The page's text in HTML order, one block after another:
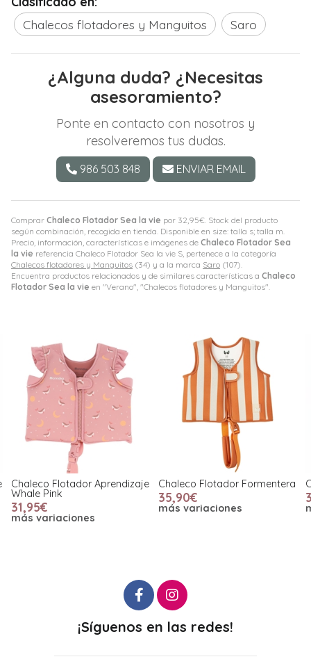
Comprar Chaleco Flotador Sea la vie por 32,95€. Stock del producto
según combinación, recogida en tienda. Disponible en size: talla s; talla m.
Precio, información, características e imágenes de Chaleco Flotador Sea
la vie referencia Chaleco Flotador Sea la vie S, pertenece a la categoría
Chalecos flotadores y Manguitos (34) y a la marca Saro (107).
Encuentra productos relacionados y de similares características a Chaleco
Flotador Sea la vie en "Verano", "Chalecos flotadores y Manguitos".
Chalecos flotadores y Manguitos
Saro
¿Alguna duda? ¿Necesitas
asesoramiento?
Ponte en contacto con nosotros y
resolveremos tus dudas.
986 503 848 ENVIAR EMAIL
Chaleco Flotador Aprendizaje
Whale Pink
31,95€
más variaciones
Chaleco Flotador Formentera
35,90€
más variaciones
¡Síguenos en las redes!